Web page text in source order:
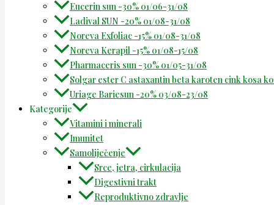
Eucerin sun -30% 01/06-31/08
Ladival SUN -20% 01/08-31/08
Noreva Exfoliac -15% 01/08-31/08
Noreva Kerapil -15% 01/08-15/08
Pharmaceris sun -30% 01/05-31/08
Solgar ester C astaxantin beta karoten cink kosa
Uriage Bariesun -20% 03/08-23/08
Kategorije
Vitamini i minerali
Imunitet
Samoliječenje
Srce, jetra, cirkulacija
Digestivni trakt
Reproduktivno zdravlje